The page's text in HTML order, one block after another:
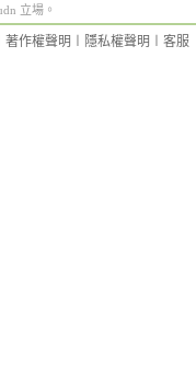
立場。
著作權聲明 隱私權聲明 客服